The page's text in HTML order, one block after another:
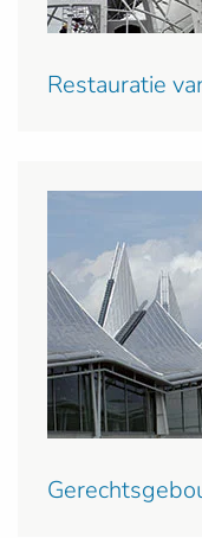
Restauratie